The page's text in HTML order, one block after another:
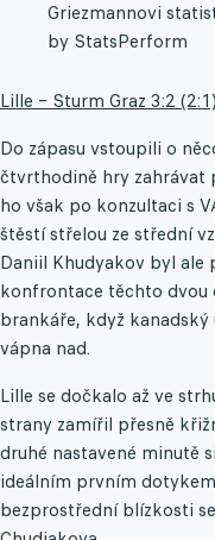
Griezmannovi
by StatsPerform
Lille – Sturm Graz 3:2 (2:1)
Do zápasu vstoupili o
čtvrthodině hry zahrávat
ho však po konzultaci s
štěstí střelou ze střední
Daniil Khudyakov byl ale
konfrontace těchto dvou
brankáře, když
vápna nad.
Lille se dočkalo až ve
strany zamířil přesně
druhé nastavené minutě
ideálním prvním
bezprostřední blízkosti